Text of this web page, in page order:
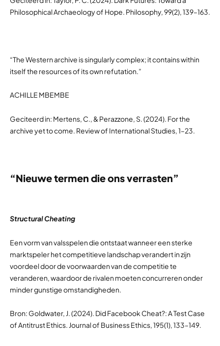
Philosophical Archaeology of Hope. Philosophy, 99(2), 139–163.
“The Western archive is singularly complex; it contains within
itself the resources of its own refutation.”
ACHILLE MBEMBE
Geciteerd in: Mertens, C., & Perazzone, S. (2024). For the
archive yet to come. Review of International Studies, 1–23.
“Nieuwe termen die ons verrasten”
Structural Cheating
Een vorm van valsspelen die ontstaat wanneer een sterke
marktspeler het competitieve landschap verandert in zijn
voordeel door de voorwaarden van de competitie te
veranderen, waardoor de rivalen moeten concurreren onder
minder gunstige omstandigheden.
Bron: Goldwater, J. (2024). Did Facebook Cheat?: A Test Case
of Antitrust Ethics. Journal of Business Ethics, 195(1), 133–149.